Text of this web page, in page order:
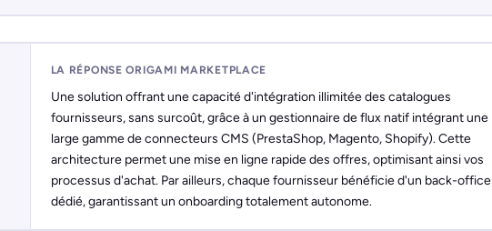
LA RÉPONSE ORIGAMI MARKETPLACE
Une solution offrant une capacité d'intégration illimitée des catalogues
fournisseurs, sans surcoût, grâce à un gestionnaire de flux natif intégrant une
large gamme de connecteurs CMS (PrestaShop, Magento, Shopify). Cette
architecture permet une mise en ligne rapide des offres, optimisant ainsi vos
processus d'achat. Par ailleurs, chaque fournisseur bénéficie d'un back-office
dédié, garantissant un onboarding totalement autonome.